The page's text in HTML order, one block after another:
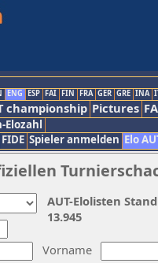
ENG ESP FAI FIN FRA GER GRE INA
championship Pictures
Elozahl
FIDE Spieler anmelden Elo
Vorname
AUT-Elolisten
13.945